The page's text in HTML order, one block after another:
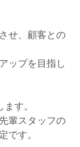
せ、顧客との
ップを目指し
す。
輩スタッフの
です。